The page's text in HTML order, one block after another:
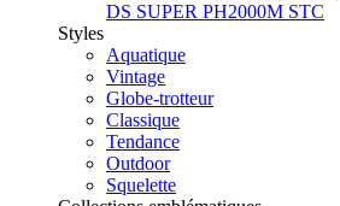
DS SUPER PH2000M STC
Styles
Aquatique
Vintage
Globe-trotteur
Classique
Tendance
Outdoor
Squelette